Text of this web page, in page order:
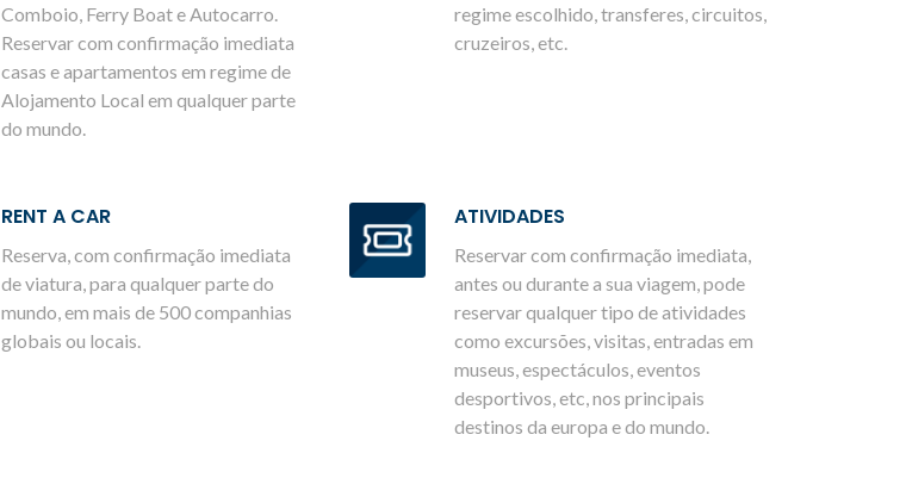
Comboio, Ferry Boat e Autocarro.
Reservar com confirmação imediata
casas e apartamentos em regime de
Alojamento Local em qualquer parte
do mundo.
regime escolhido, transferes, circuitos,
cruzeiros, etc.
RENT A CAR
Reserva, com confirmação imediata
de viatura, para qualquer parte do
mundo, em mais de 500 companhias
globais ou locais.
ATIVIDADES
Reservar com confirmação imediata,
antes ou durante a sua viagem, pode
reservar qualquer tipo de atividades
como excursões, visitas, entradas em
museus, espectáculos, eventos
desportivos, etc, nos principais
destinos da europa e do mundo.